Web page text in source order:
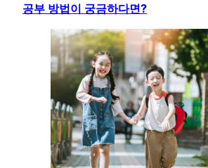
공부 방법이 궁금하다면?